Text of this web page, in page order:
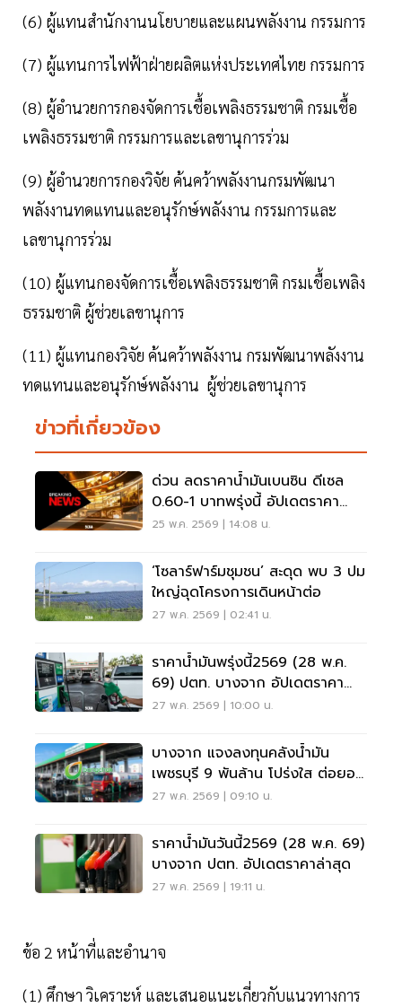
(6) ผู้แทนสำนักงานนโยบายและแผนพลังงาน กรรมการ
(7) ผู้แทนการไฟฟ้าฝ่ายผลิตแห่งประเทศไทย กรรมการ
(8) ผู้อำนวยการกองจัดการเชื้อเพลิงธรรมชาติ กรมเชื้อ
เพลิงธรรมชาติ กรรมการและเลขานุการร่วม
(9) ผู้อำนวยการกองวิจัย ค้นคว้าพลังงานกรมพัฒนา
พลังงานทดแทนและอนุรักษ์พลังงาน กรรมการและ
เลขานุการร่วม
(10) ผู้แทนกองจัดการเชื้อเพลิงธรรมชาติ กรมเชื้อเพลิง
ธรรมชาติ ผู้ช่วยเลขานุการ
(11) ผู้แทนกองวิจัย ค้นคว้าพลังงาน กรมพัฒนาพลังงาน
ทดแทนและอนุรักษ์พลังงาน ผู้ช่วยเลขานุการ
ข่าวที่เกี่ยวข้อง
ด่วน ลดราคาน้ำมันเบนซิน ดีเซล
0.60-1 บาทพรุ่งนี้ อัปเดตราคา
ปตท. บางจากล่าสุด
25 พ.ค. 2569 | 14:08 น.
‘โซลาร์ฟาร์มชุมชน’ สะดุด พบ 3 ปม
ใหญ่ฉุดโครงการเดินหน้าต่อ
27 พ.ค. 2569 | 02:41 น.
ราคาน้ำมันพรุ่งนี้2569 (28 พ.ค.
69) ปตท. บางจาก อัปเดตราคา
ล่าสุด
27 พ.ค. 2569 | 10:00 น.
บางจาก แจงลงทุนคลังน้ำมัน
เพชรบุรี 9 พันล้าน โปร่งใส ต่อยอด
พลังงานแห่งอนาคต
27 พ.ค. 2569 | 09:10 น.
ราคาน้ำมันวันนี้2569 (28 พ.ค. 69)
บางจาก ปตท. อัปเดตราคาล่าสุด
27 พ.ค. 2569 | 19:11 น.
ข้อ 2 หน้าที่และอำนาจ
(1) ศึกษา วิเคราะห์ และเสนอแนะเกี่ยวกับแนวทางการ